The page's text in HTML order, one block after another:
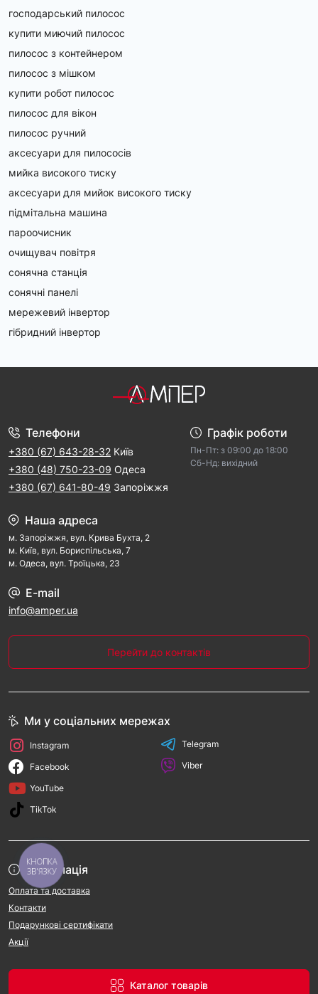
господарський пилосос
купити миючий пилосос
пилосос з контейнером
пилосос з мішком
купити робот пилосос
пилосос для вікон
пилосос ручний
аксесуари для пилососів
мийка високого тиску
аксесуари для мийок високого тиску
підмітальна машина
пароочисник
очищувач повітря
сонячна станція
сонячні панелі
мережевий інвертор
гібридний інвертор
Телефони
+380 (67) 643-28-32 Київ
+380 (48) 750-23-09 Одеса
+380 (67) 641-80-49 Запоріжжя
Графік роботи
Пн-Пт: з 09:00 дo 18:00
Cб-Hд: виxідний
Наша адреса
м. Запорiжжя, вул. Крива Бухта, 2
м. Kиїв, вул. Бориспільська, 7
м. Одеса, вул. Троїцька, 23
E-mail
info@amper.ua
Перейти до контактів
Інформація
Оплата та доставка
Контакти
Подарункові сертифікати
Акції
Каталог товарів
Ми у соціальних мережах
Instagram
Facebook
YouTube
TikTok
Telegram
Viber
КНОПКА
ЗВ'ЯЗКУ